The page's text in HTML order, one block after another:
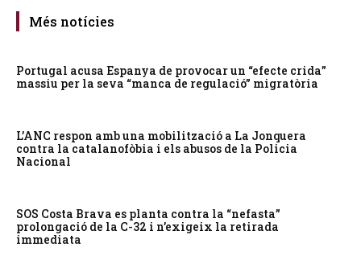
Més notícies
Portugal acusa Espanya de provocar un “efecte crida”
massiu per la seva “manca de regulació” migratòria
L’ANC respon amb una mobilització a La Jonquera
contra la catalanofòbia i els abusos de la Policia
Nacional
SOS Costa Brava es planta contra la “nefasta”
prolongació de la C-32 i n’exigeix la retirada
immediata